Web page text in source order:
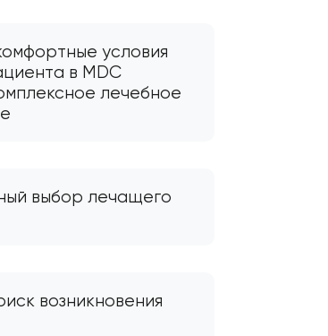
условия
в MDC
лечебное
выбор лечащего
возникновения